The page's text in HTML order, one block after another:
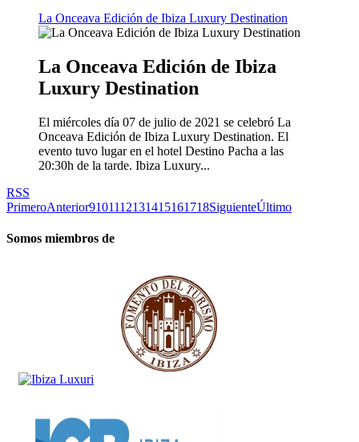
La Onceava Edición de Ibiza Luxury Destination
La Onceava Edición de Ibiza
Luxury Destination
El miércoles día 07 de julio de 2021 se celebró La
Onceava Edición de Ibiza Luxury Destination. El
evento tuvo lugar en el hotel Destino Pacha a las
20:30h de la tarde. Ibiza Luxury...
RSS
PrimeroAnterior9101112131415161718SiguienteÚltimo
Somos miembros de